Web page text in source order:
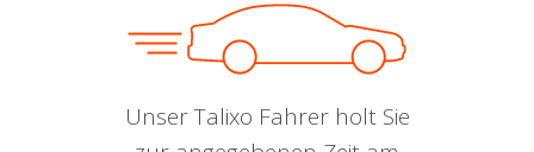
Unser Talixo Fahrer holt Sie